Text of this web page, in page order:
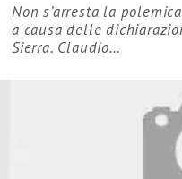
Non s’arresta la
a causa delle
Sierra. Claudio…